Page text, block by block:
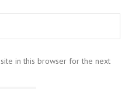
in this browser for the next